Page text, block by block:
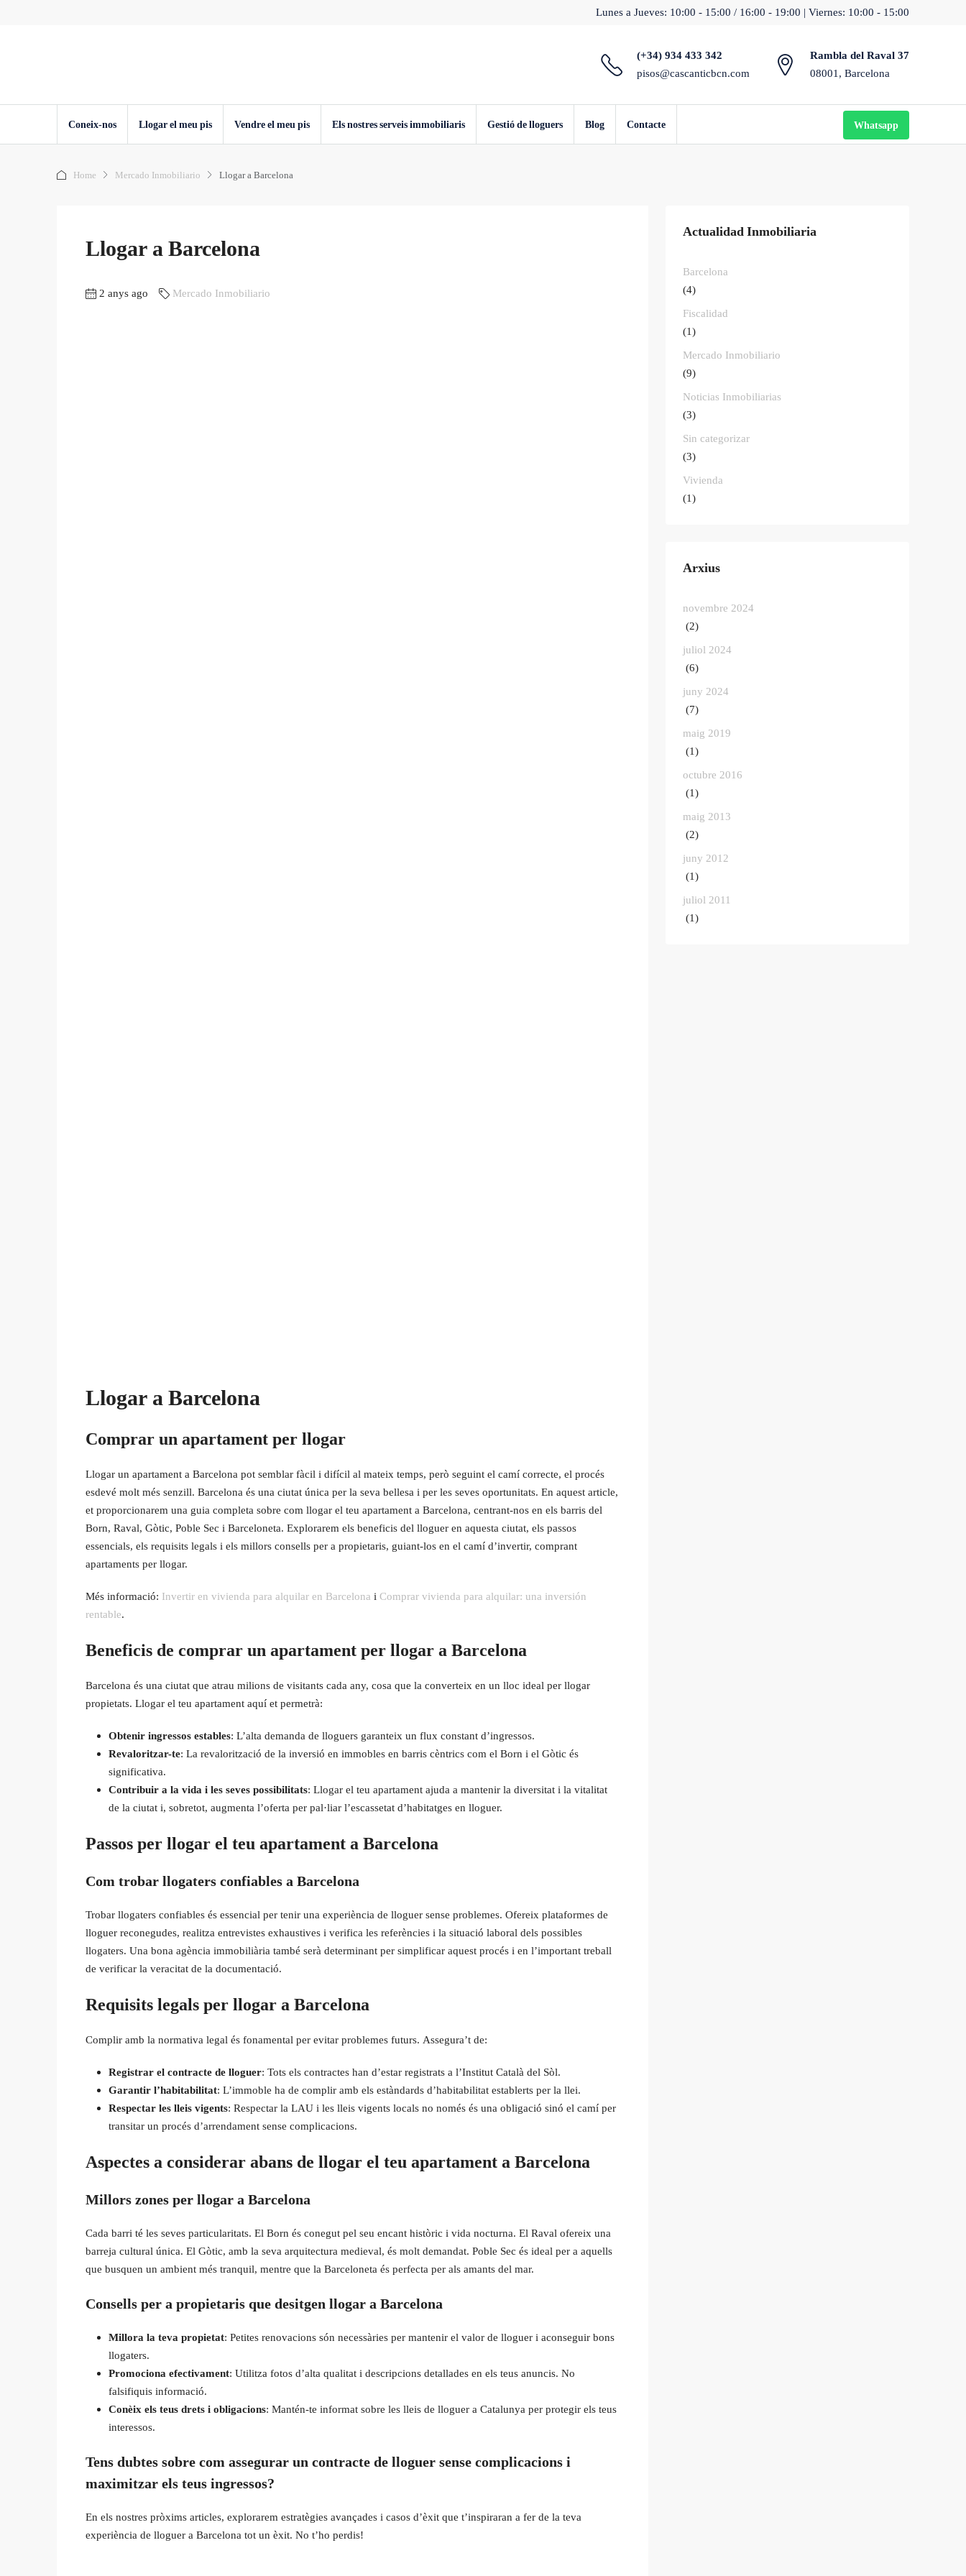
Lunes a Jueves: 10:00 - 15:00 / 16:00 - 19:00 | Viernes: 10:00 - 15:00
(+34) 934 433 342
pisos@cascanticbcn.com
Rambla del Raval 37
08001, Barcelona
Coneix-nos Llogar el meu pis Vendre el meu pis Els nostres serveis immobiliaris Gestió de lloguers Blog Contacte Whatsapp
Home Mercado Inmobiliario Llogar a Barcelona
Llogar a Barcelona
2 anys ago Mercado Inmobiliario
Llogar a Barcelona
Comprar un apartament per llogar
Llogar un apartament a Barcelona pot semblar fàcil i difícil al mateix temps, però seguint el camí correcte, el procés
esdevé molt més senzill. Barcelona és una ciutat única per la seva bellesa i per les seves oportunitats. En aquest article,
et proporcionarem una guia completa sobre com llogar el teu apartament a Barcelona, centrant-nos en els barris del
Born, Raval, Gòtic, Poble Sec i Barceloneta. Explorarem els beneficis del lloguer en aquesta ciutat, els passos
essencials, els requisits legals i els millors consells per a propietaris, guiant-los en el camí d’invertir, comprant
apartaments per llogar.
Més informació: Invertir en vivienda para alquilar en Barcelona i Comprar vivienda para alquilar: una inversión
rentable.
Beneficis de comprar un apartament per llogar a Barcelona
Barcelona és una ciutat que atrau milions de visitants cada any, cosa que la converteix en un lloc ideal per llogar
propietats. Llogar el teu apartament aquí et permetrà:
Obtenir ingressos estables: L’alta demanda de lloguers garanteix un flux constant d’ingressos.
Revaloritzar-te: La revalorització de la inversió en immobles en barris cèntrics com el Born i el Gòtic és
significativa.
Contribuir a la vida i les seves possibilitats: Llogar el teu apartament ajuda a mantenir la diversitat i la vitalitat
de la ciutat i, sobretot, augmenta l’oferta per pal·liar l’escassetat d’habitatges en lloguer.
Passos per llogar el teu apartament a Barcelona
Com trobar llogaters confiables a Barcelona
Trobar llogaters confiables és essencial per tenir una experiència de lloguer sense problemes. Ofereix plataformes de
lloguer reconegudes, realitza entrevistes exhaustives i verifica les referències i la situació laboral dels possibles
llogaters. Una bona agència immobiliària també serà determinant per simplificar aquest procés i en l’important treball
de verificar la veracitat de la documentació.
Requisits legals per llogar a Barcelona
Complir amb la normativa legal és fonamental per evitar problemes futurs. Assegura’t de:
Registrar el contracte de lloguer: Tots els contractes han d’estar registrats a l’Institut Català del Sòl.
Garantir l’habitabilitat: L’immoble ha de complir amb els estàndards d’habitabilitat establerts per la llei.
Respectar les lleis vigents: Respectar la LAU i les lleis vigents locals no només és una obligació sinó el camí per
transitar un procés d’arrendament sense complicacions.
Aspectes a considerar abans de llogar el teu apartament a Barcelona
Millors zones per llogar a Barcelona
Cada barri té les seves particularitats. El Born és conegut pel seu encant històric i vida nocturna. El Raval ofereix una
barreja cultural única. El Gòtic, amb la seva arquitectura medieval, és molt demandat. Poble Sec és ideal per a aquells
que busquen un ambient més tranquil, mentre que la Barceloneta és perfecta per als amants del mar.
Consells per a propietaris que desitgen llogar a Barcelona
Millora la teva propietat: Petites renovacions són necessàries per mantenir el valor de lloguer i aconseguir bons
llogaters.
Promociona efectivament: Utilitza fotos d’alta qualitat i descripcions detallades en els teus anuncis. No
falsifiquis informació.
Conèix els teus drets i obligacions: Mantén-te informat sobre les lleis de lloguer a Catalunya per protegir els teus
interessos.
Tens dubtes sobre com assegurar un contracte de lloguer sense complicacions i
maximitzar els teus ingressos?
En els nostres pròxims articles, explorarem estratègies avançades i casos d’èxit que t’inspiraran a fer de la teva
experiència de lloguer a Barcelona tot un èxit. No t’ho perdis!
Actualidad Inmobiliaria
Barcelona
(4)
Fiscalidad
(1)
Mercado Inmobiliario
(9)
Noticias Inmobiliarias
(3)
Sin categorizar
(3)
Vivienda
(1)
Arxius
novembre 2024
(2)
juliol 2024
(6)
juny 2024
(7)
maig 2019
(1)
octubre 2016
(1)
maig 2013
(2)
juny 2012
(1)
juliol 2011
(1)